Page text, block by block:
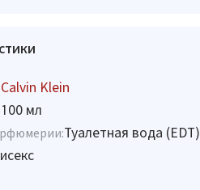
Calvin Klein
100 мл
Туалетная вода (EDT)